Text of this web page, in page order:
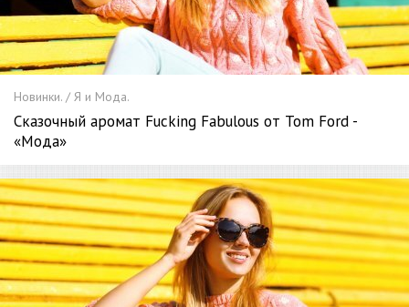
Новинки. / Я и Мода.
Сказочный аромат Fucking Fabulous от Tom Ford -
«Мода»